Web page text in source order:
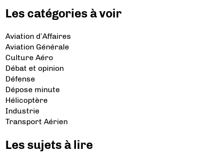
Les catégories à voir
Aviation d’Affaires
Aviation Générale
Culture Aéro
Débat et opinion
Défense
Dépose minute
Hélicoptère
Industrie
Transport Aérien
Les sujets à lire